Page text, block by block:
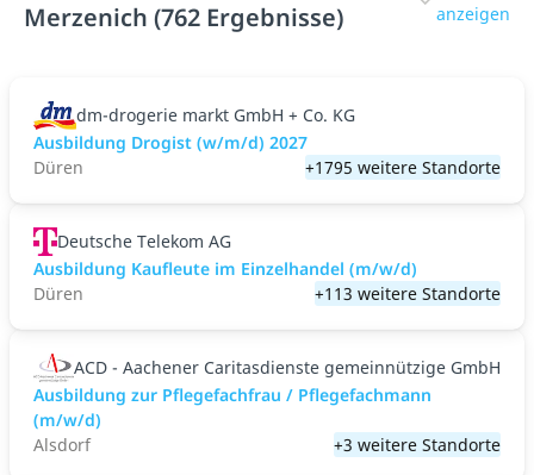
Merzenich (762 Ergebnisse)
anzeigen
dm-drogerie markt GmbH + Co. KG
Ausbildung Drogist (w/m/d) 2027
Düren
+1795 weitere Standorte
Deutsche Telekom AG
Ausbildung Kaufleute im Einzelhandel (m/w/d)
Düren
+113 weitere Standorte
ACD - Aachener Caritasdienste gemeinnützige GmbH
Ausbildung zur Pflegefachfrau / Pflegefachmann
(m/w/d)
Alsdorf
+3 weitere Standorte